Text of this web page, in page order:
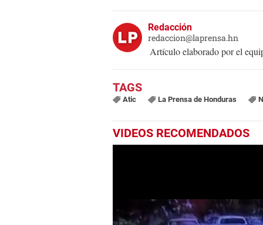
Redacción
redaccion@laprensa.hn
Artículo elaborado por el
Atic La Prensa de Honduras
VIDEOS RECOMENDADOS